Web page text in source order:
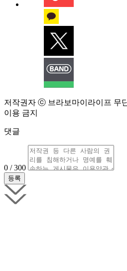
저작권자 ⓒ 브라보마이라이프 무
이용 금지
댓글
0 / 300